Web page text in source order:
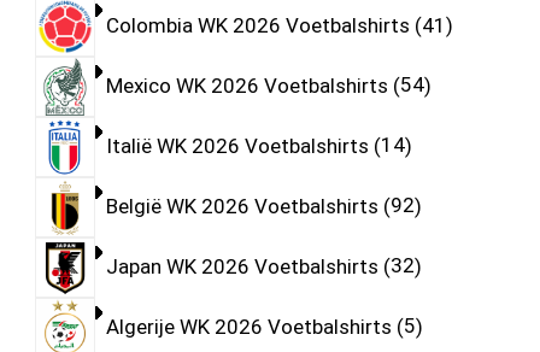
Colombia WK 2026 Voetbalshirts 41
Mexico WK 2026 Voetbalshirts 54
Italië WK 2026 Voetbalshirts 14
België WK 2026 Voetbalshirts 92
Japan WK 2026 Voetbalshirts 32
Algerije WK 2026 Voetbalshirts 5